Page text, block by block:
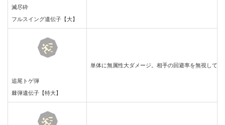
滅尽砕
フルスイング遺伝子【大】
追尾トゲ弾
棘弾遺伝子【特大】
単体に無属性大ダメージ。相手の回避率を無視して必